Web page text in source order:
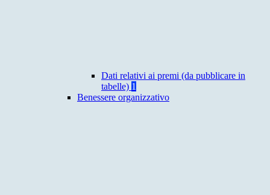
Dati relativi ai premi (da pubblicare in
tabelle) 1
Benessere organizzativo